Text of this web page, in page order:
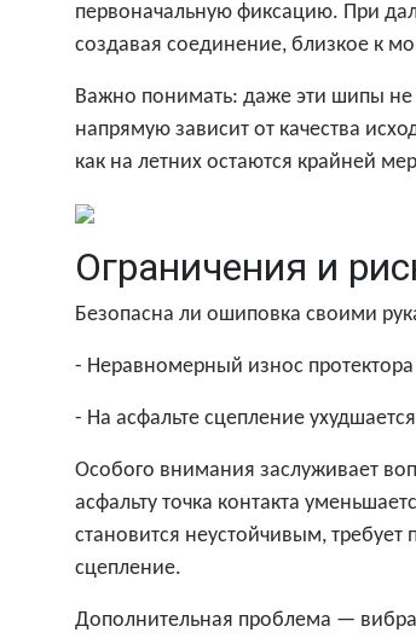
первоначальную фиксацию. При
создавая соединение, близкое к
Важно понимать: даже эти шипы
напрямую зависит от качества
как на летних остаются крайней
Ограничения и
Безопасна ли ошиповка своими
- Неравномерный износ
- На асфальте сцепление
Особого внимания заслуживает
асфальту точка контакта
становится неустойчивым,
сцепление.
Дополнительная проблема —